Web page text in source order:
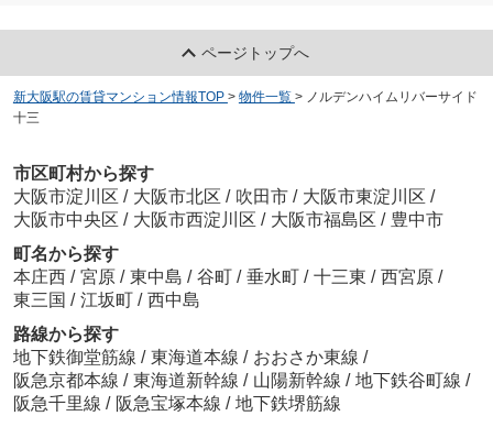
ページトップへ
新大阪駅の賃貸マンション情報TOP > 物件一覧 > ノルデンハイムリバーサイド
十三
市区町村から探す
大阪市淀川区 / 大阪市北区 / 吹田市 / 大阪市東淀川区 /
大阪市中央区 / 大阪市西淀川区 / 大阪市福島区 / 豊中市
町名から探す
本庄西 / 宮原 / 東中島 / 谷町 / 垂水町 / 十三東 / 西宮原 /
東三国 / 江坂町 / 西中島
路線から探す
地下鉄御堂筋線 / 東海道本線 / おおさか東線 /
阪急京都本線 / 東海道新幹線 / 山陽新幹線 / 地下鉄谷町線 /
阪急千里線 / 阪急宝塚本線 / 地下鉄堺筋線